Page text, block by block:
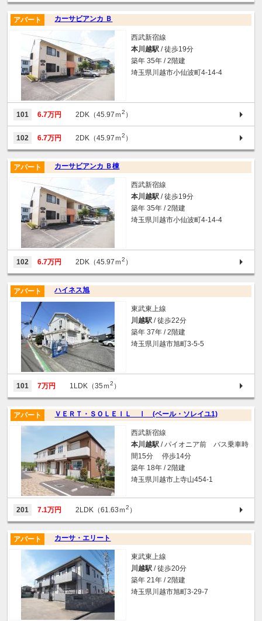
カーサビアンカ Ｂ
アパート
西武新宿線
本川越駅 / 徒歩19分
築年 35年 / 2階建
埼玉県川越市小仙波町4-14-4
101 6.7万円 2DK（45.97ｍ2 ）
102 6.7万円 2DK（45.97ｍ2 ）
カーサビアンカ Ｂ棟
アパート
西武新宿線
本川越駅 / 徒歩19分
築年 35年 / 2階建
埼玉県川越市小仙波町4-14-4
102 6.7万円 2DK（45.97ｍ2 ）
ハイネス旭
アパート
東武東上線
川越駅 / 徒歩22分
築年 37年 / 2階建
埼玉県川越市旭町3-5-5
101 7万円 1LDK（35ｍ2 ）
ＶＥＲＴ・ＳＯＬＥＩＬ Ⅰ (ベール・ソレイユ1)
アパート
西武新宿線
本川越駅 / パイオニア前 バス乗車時
間15分 停歩14分
築年 18年 / 2階建
埼玉県川越市上寺山454-1
201 7.1万円 2LDK（61.63ｍ2 ）
カーサ・エリート
アパート
東武東上線
川越駅 / 徒歩20分
築年 21年 / 2階建
埼玉県川越市旭町3-29-7